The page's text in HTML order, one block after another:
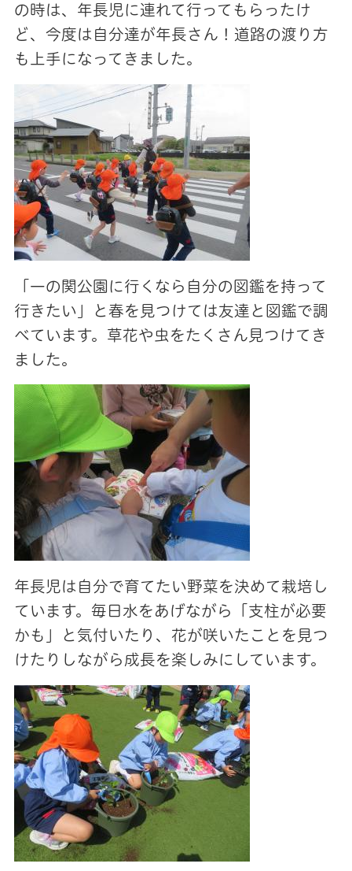
の時は、年長児に連れて行ってもらったけ
ど、今度は自分達が年長さん！道路の渡り方
も上手になってきました。
「一の関公園に行くなら自分の図鑑を持って
行きたい」と春を見つけては友達と図鑑で調
べています。草花や虫をたくさん見つけてき
ました。
年長児は自分で育てたい野菜を決めて栽培し
ています。毎日水をあげながら「支柱が必要
かも」と気付いたり、花が咲いたことを見つ
けたりしながら成長を楽しみにしています。